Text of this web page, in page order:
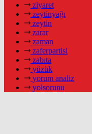
ziyaret
zeytinyağı
zeytin
zarar
zaman
zaferpartisi
zabıta
yüzük
yorum analiz
yolsorunu